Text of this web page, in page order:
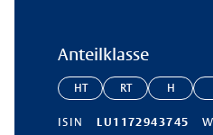
Anteilklasse
HT RT H
ISIN LU1172943745